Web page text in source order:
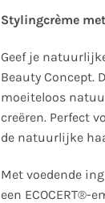
Stylingcrème
Geef je
Beauty Concept.
moeiteloos
creëren. Perfect
de natuurlijke
Met voedende
een ECOCERT®-